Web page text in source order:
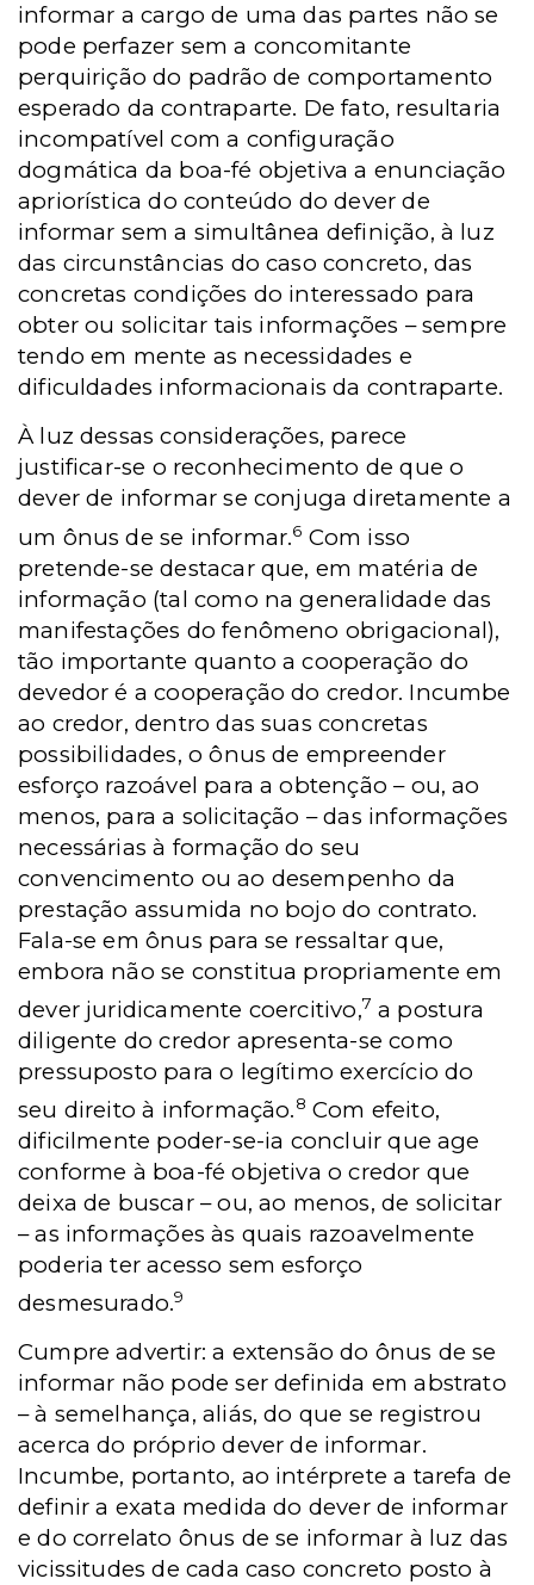
informar a cargo de uma das partes não se
pode perfazer sem a concomitante
perquirição do padrão de comportamento
esperado da contraparte. De fato, resultaria
incompatível com a configuração
dogmática da boa-fé objetiva a enunciação
apriorística do conteúdo do dever de
informar sem a simultânea definição, à luz
das circunstâncias do caso concreto, das
concretas condições do interessado para
obter ou solicitar tais informações – sempre
tendo em mente as necessidades e
dificuldades informacionais da contraparte.
À luz dessas considerações, parece
justificar-se o reconhecimento de que o
dever de informar se conjuga diretamente a
um ônus de se informar.6 Com isso
pretende-se destacar que, em matéria de
informação (tal como na generalidade das
manifestações do fenômeno obrigacional),
tão importante quanto a cooperação do
devedor é a cooperação do credor. Incumbe
ao credor, dentro das suas concretas
possibilidades, o ônus de empreender
esforço razoável para a obtenção – ou, ao
menos, para a solicitação – das informações
necessárias à formação do seu
convencimento ou ao desempenho da
prestação assumida no bojo do contrato.
Fala-se em ônus para se ressaltar que,
embora não se constitua propriamente em
dever juridicamente coercitivo,7 a postura
diligente do credor apresenta-se como
pressuposto para o legítimo exercício do
seu direito à informação.8 Com efeito,
dificilmente poder-se-ia concluir que age
conforme à boa-fé objetiva o credor que
deixa de buscar – ou, ao menos, de solicitar
– as informações às quais razoavelmente
poderia ter acesso sem esforço
desmesurado.9
Cumpre advertir: a extensão do ônus de se
informar não pode ser definida em abstrato
– à semelhança, aliás, do que se registrou
acerca do próprio dever de informar.
Incumbe, portanto, ao intérprete a tarefa de
definir a exata medida do dever de informar
e do correlato ônus de se informar à luz das
vicissitudes de cada caso concreto posto à